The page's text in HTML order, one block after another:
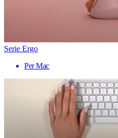
Serie Ergo
Per Mac